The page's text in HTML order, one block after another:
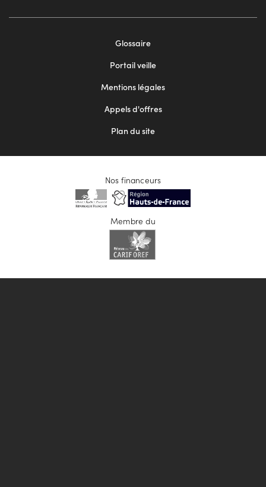
Glossaire
Portail veille
Mentions légales
Appels d'offres
Plan du site
Nos financeurs
Membre du